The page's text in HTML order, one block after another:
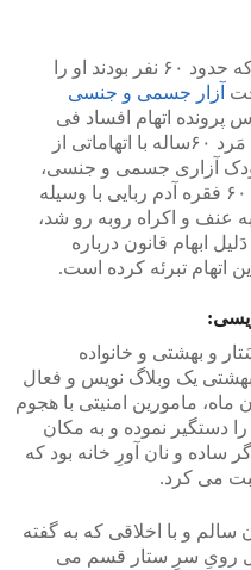
پَس از آنکه تعداد زیادی از قربانیان که حدود ۶۰ نفر بودند او را
آزار جسمی و جنسی
پرونده اتهام افساد فی
الارض را به وی تفهیم کرده بود. این مَرد ۶۰ساله با اتهاماتی از
الارض، ۶۰ فقره کودک آزاری جسمی و جنسی،
ایراد صدمه بدنی عمدی به کودکان، ۶۰ فقره آدم ربایی با وسیله
عنف و اکراه روبه رو شد،
ابهام قانون درباره
اتهام تبرئه کرده است.
و بهشتی و خانواده
یک وبلاگ نویس و فعال
مامورین امنیتی با هجوم
دستگیر نموده و به مکان
ساده و نان آورِ خانه بود که
می کرد.
و با اخلاقی که به گفته
رویِ سرِ ستار قسم می